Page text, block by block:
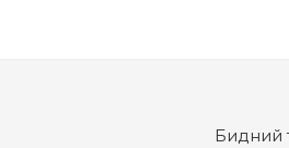
Бидний